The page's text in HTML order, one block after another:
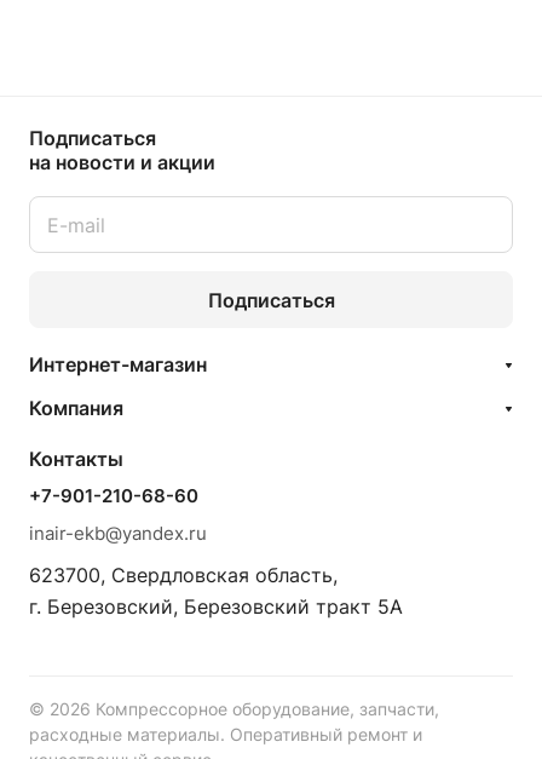
Подписаться
на новости и акции
Подписаться
Интернет-магазин
Компания
Контакты
+7-901-210-68-60
inair-ekb@yandex.ru
623700, Свердловская область,
г. Березовский, Березовский тракт 5А
© 2026 Компрессорное оборудование, запчасти,
расходные материалы. Оперативный ремонт и